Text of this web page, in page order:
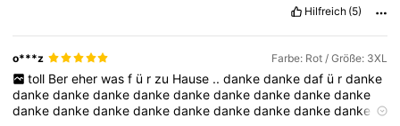
Hilfreich (5)
o***z Farbe: Rot / Größe: 3XL
toll Ber eher was f ü r zu Hause .. danke danke daf ü r danke
dankedankedankedankedankedankedankedankedanke
dankedankedankedankedankedankedankedankedanke